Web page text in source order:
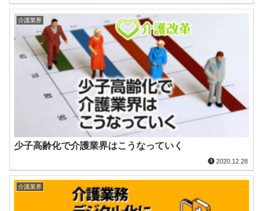
介護業界
少子高齢化で介護業界はこうなっていく
2020.12.28
介護業界